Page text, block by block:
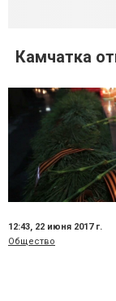
Камчатка
12:43, 22 июня 2017 г.
Общество